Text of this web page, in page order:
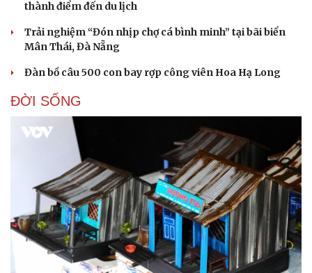
thành điểm đến du lịch
Trải nghiệm “Đón nhịp chợ cá bình minh” tại bãi biển
Mân Thái, Đà Nẵng
Đàn bồ câu 500 con bay rợp công viên Hoa Hạ Long
ĐỜI SỐNG